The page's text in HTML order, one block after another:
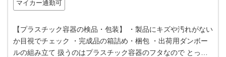
マイカー通勤可
【プラスチック容器の検品・包装】 ・製品にキズや汚れがない
か目視でチェック ・完成品の箱詰め・梱包 ・出荷用ダンボー
ルの組み立て 扱うのはプラスチック容器のフタなので とって